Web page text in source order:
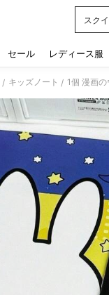
スク
セール レディース服
/ キッズノート /